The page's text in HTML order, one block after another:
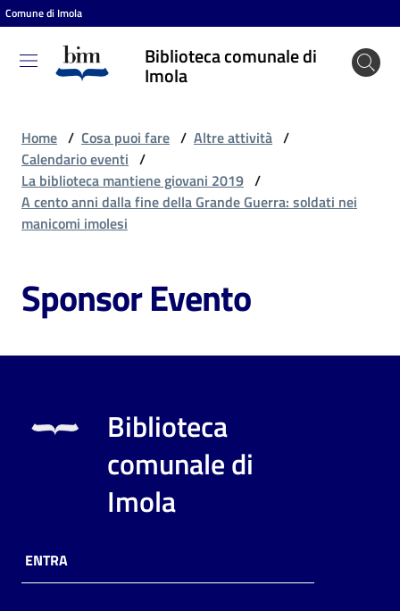
Vai al contenuto
Vai alla navigazione
Vai al footer
Comune di Imola
Biblioteca comunale di
Imola
Biblioteca
comunale
Entra
puoi
fare
contenuti
Home / Cosa puoi fare / Altre attività /
Calendario eventi /
La biblioteca mantiene giovani 2019 /
A cento anni dalla fine della Grande Guerra: soldati nei
manicomi imolesi
Sponsor Evento
Biblioteca
comunale di
Imola
ENTRA